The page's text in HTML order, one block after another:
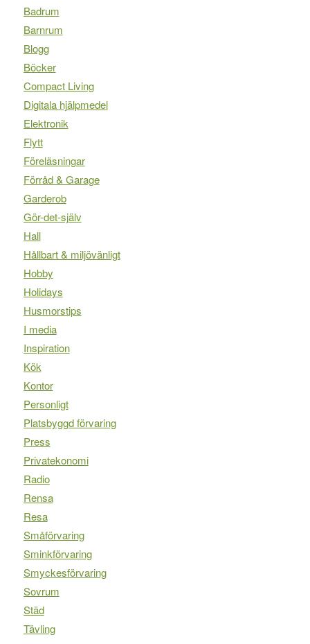
Badrum
Barnrum
Blogg
Böcker
Compact Living
Digitala hjälpmedel
Elektronik
Flytt
Föreläsningar
Förråd & Garage
Garderob
Gör-det-själv
Hall
Hållbart & miljövänligt
Hobby
Holidays
Husmorstips
I media
Inspiration
Kök
Kontor
Personligt
Platsbyggd förvaring
Press
Privatekonomi
Radio
Rensa
Resa
Småförvaring
Sminkförvaring
Smyckesförvaring
Sovrum
Städ
Tävling